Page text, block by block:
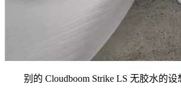
别的 Cloudboom Strike LS 无胶水的设